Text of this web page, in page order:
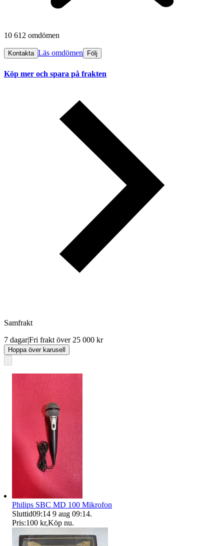
10 612 omdömen
Kontakta Läs omdömen Följ
Köp mer och spara på frakten
Samfrakt
7 dagar|Fri frakt över 25 000 kr
Hoppa över karusell
Philips SBC MD 100 Mikrofon
Sluttid09:14 9 aug 09:14.
Pris:100 kr,Köp nu.